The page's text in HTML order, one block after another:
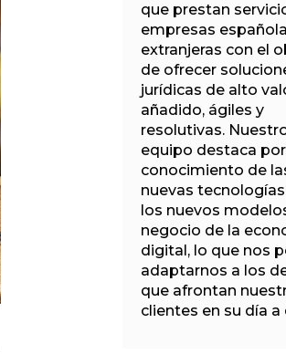
que prestan
empresas
extranjeras con el
de ofrecer
jurídicas de alto
añadido, ágiles y
resolutivas.
equipo destaca por
conocimiento de
nuevas
los nuevos
negocio de la
digital, lo que nos
adaptarnos a los
que afrontan
clientes en su día a